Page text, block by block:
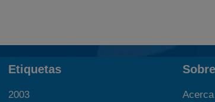
Etiquetas
2003